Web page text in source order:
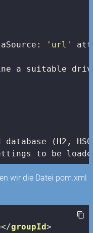
'url'
a suitable
database (H2,
to be
wir die Datei pom.xml
</groupId>